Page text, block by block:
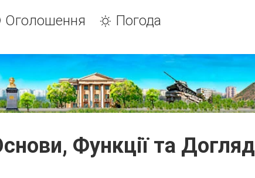
Оголошення Погода
Функції та Догляд